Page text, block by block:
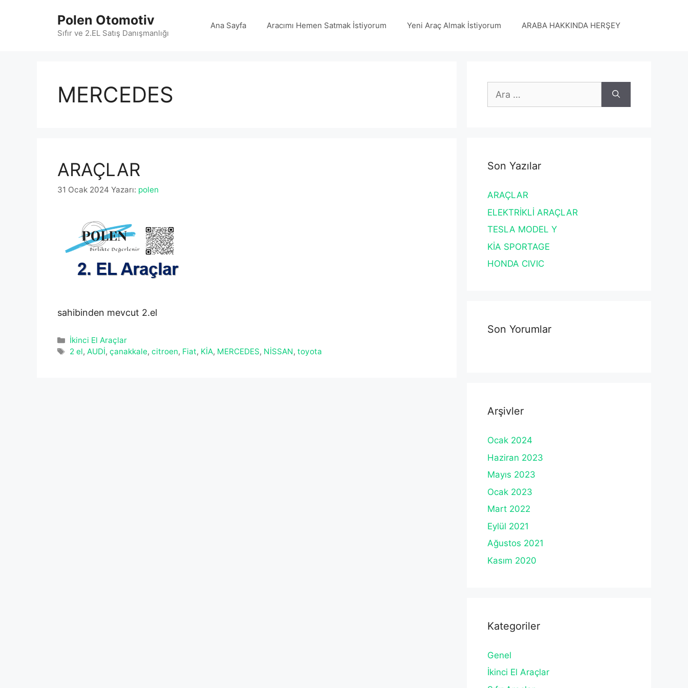
Polen Otomotiv
Sıfır ve 2.EL Satış Danışmanlığı
Ana Sayfa Aracımı Hemen Satmak İstiyorum Yeni Araç Almak İstiyorum ARABA HAKKINDA HERŞEY
MERCEDES
ARAÇLAR
31 Ocak 2024 Yazarı: polen
sahibinden mevcut 2.el
Kategoriler
İkinci El Araçlar
Etiketler
2 el,AUDİ,çanakkale,citroen, Fiat, KİA, MERCEDES, NİSSAN,toyota
ara
Son Yazılar
ARAÇLAR
ELEKTRİKLİ ARAÇLAR
TESLA MODEL Y
KİA SPORTAGE
HONDA CIVIC
Son Yorumlar
Arşivler
Ocak 2024
Haziran 2023
Mayıs 2023
Ocak 2023
Mart 2022
Eylül 2021
Ağustos 2021
Kasım 2020
Kategoriler
Genel
İkinci El Araçlar